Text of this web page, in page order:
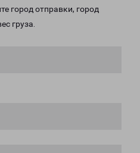
город отправки, город
груза.